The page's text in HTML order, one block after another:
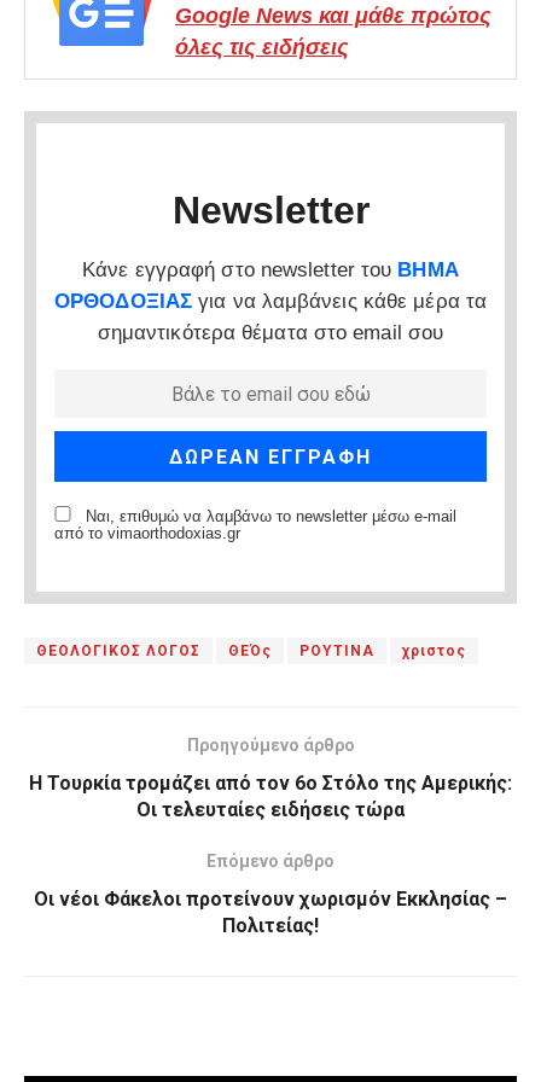
Google News και μάθε πρώτος
όλες τις ειδήσεις
Newsletter
Κάνε εγγραφή στο newsletter του ΒΗΜΑ
ΟΡΘΟΔΟΞΙΑΣ για να λαμβάνεις κάθε μέρα τα
σημαντικότερα θέματα στο email σου
Ναι, επιθυμώ να λαμβάνω το newsletter μέσω e-mail
από το vimaorthodoxias.gr
ΘΕΟΛΟΓΙΚΟΣ ΛΟΓΟΣ ΘΕΌς ΡΟΥΤΙΝΑ χριστος
Προηγούμενο άρθρο
Η Τουρκία τρομάζει από τον 6ο Στόλο της Αμερικής:
Οι τελευταίες ειδήσεις τώρα
Επόμενο άρθρο
Οι νέοι Φάκελοι προτείνουν χωρισμόν Εκκλησίας –
Πολιτείας!